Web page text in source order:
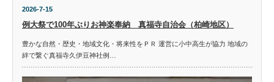
2026-7-15
例大祭で100年ぶりお神楽奉納 真福寺自治会（柏崎地区）
豊かな自然・歴史・地域文化・将来性をＰＲ 運営に小中高生が協力 地域の
絆で繋ぐ真福寺久伊豆神社例…